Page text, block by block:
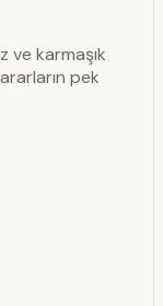
ve karmaşık
pek